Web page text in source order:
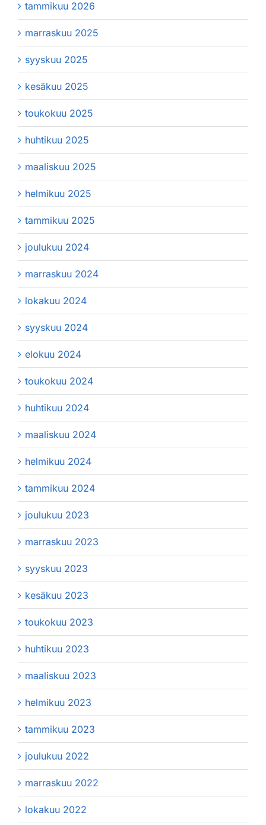
tammikuu 2026
marraskuu 2025
syyskuu 2025
kesäkuu 2025
toukokuu 2025
huhtikuu 2025
maaliskuu 2025
helmikuu 2025
tammikuu 2025
joulukuu 2024
marraskuu 2024
lokakuu 2024
syyskuu 2024
elokuu 2024
toukokuu 2024
huhtikuu 2024
maaliskuu 2024
helmikuu 2024
tammikuu 2024
joulukuu 2023
marraskuu 2023
syyskuu 2023
kesäkuu 2023
toukokuu 2023
huhtikuu 2023
maaliskuu 2023
helmikuu 2023
tammikuu 2023
joulukuu 2022
marraskuu 2022
lokakuu 2022